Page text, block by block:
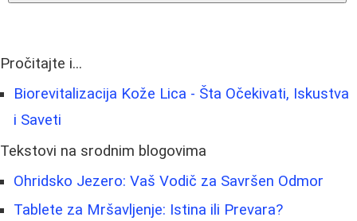
Pročitajte i...
Biorevitalizacija Kože Lica - Šta Očekivati, Iskustva
i Saveti
Tekstovi na srodnim blogovima
Ohridsko Jezero: Vaš Vodič za Savršen Odmor
Tablete za Mršavljenje: Istina ili Prevara?